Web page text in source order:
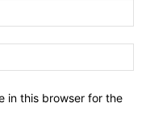
in this browser for the